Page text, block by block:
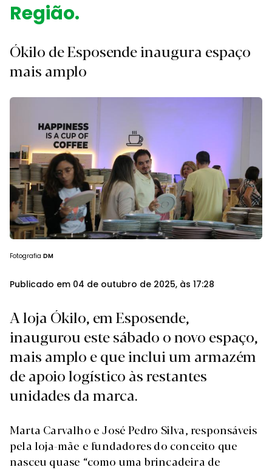
Região.
Ókilo de Esposende inaugura espaço
mais amplo
Fotografia DM
Publicado em 04 de outubro de 2025, às 17:28
A loja Ókilo, em Esposende,
inaugurou este sábado o novo espaço,
mais amplo e que inclui um armazém
de apoio logístico às restantes
unidades da marca.
Marta Carvalho e José Pedro Silva, responsáveis
pela loja-mãe e fundadores do conceito que
nasceu quase “como uma brincadeira de